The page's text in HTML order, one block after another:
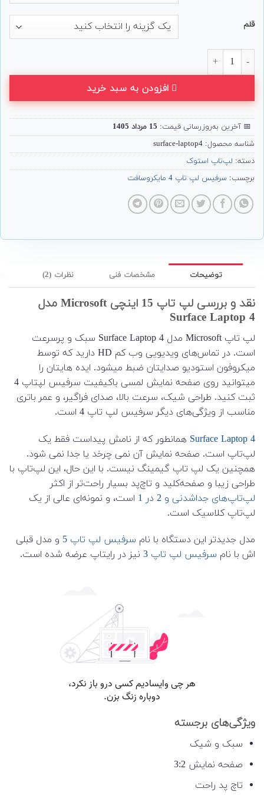
قلم
لپ تاپ 15 اینچی Microsoft مدل Surface Laptop 4 عدد
افزودن به سبد خرید
📅 آخرین به‌روزرسانی قیمت: 15 مرداد 1405
شناسه محصول: surface-laptop4
دسته: لپ‌تاپ استوک
برچسب: سرفیس لپ تاپ 4 مایکروسافت
توضیحات مشخصات فنی نظرات (2)
نقد و بررسی لپ تاپ 15 اینچی Microsoft مدل
Surface Laptop 4
لپ تاپ Microsoft مدل Surface Laptop 4 سبک و پرسرعت
است. در تماس‌های ویدیویی وب کم HD دارید که توسط
میکروفون استودیو صدایتان ضبط میشود. ایده هایتان را
میتوانید روی صفحه نمایش لمسی باکیفیت سرفیس لپتاپ 4
ثبت کنید. طراحی شیک، سرعت بالا، صدای فراگیر، و عمر باتری
مناسب از ویژگی‌های دیگر سرفیس لپ تاپ 4 است.
Surface Laptop 4 همانطور که از نامش پیداست فقط یک
لپ‌تاپ است. صفحه نمایش آن نمی چرخد یا جدا نمی شود.
همچنین یک لپ تاپ گیمینگ نیست. با این حال، این لپ‌تاپ با
طراحی زیبا و صفحه‌کلید و تاچ‌پد بسیار راحت‌تر از اکثر
لپ‌تاپ‌های جداشدنی و 2 در 1
است، و نمونه‌ای عالی از یک
لپ‌تاپ کلاسیک است.
مدل جدیدتر این دستگاه با نام سرفیس لپ تاپ 5
و مدل قبلی
اش با نام سرفیس لپ تاپ 3 نیز در رایتاپ عرضه شده است.
ویژگی‌های برجسته
سبک و شیک
صفحه نمایش 3:2
تاچ پد راحت